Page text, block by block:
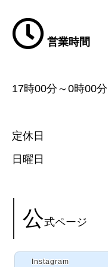
営業時間
17時00分～0時00分
定休日
日曜日
公式ページ
Instagram